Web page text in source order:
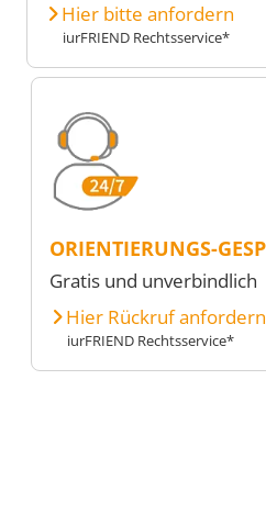
Hier bitte anfordern
iurFRIEND Rechtsservice*
ORIENTIERUNGS-
Gratis und unverbindlich
Hier Rückruf anfordern
iurFRIEND Rechtsservice*